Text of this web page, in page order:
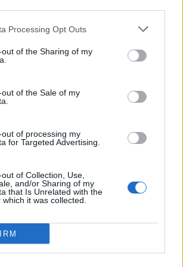
Processing Opt Outs
of the Sharing of my
of the Sale of my
of processing my
for Targeted Advertising.
of Collection, Use,
and/or Sharing of my
that Is Unrelated with the
it was collected.